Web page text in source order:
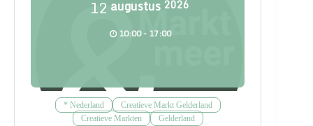
12 augustus 2026
10:00 - 17:00
* Nederland
Creatieve Markt Gelderland
Creatieve Markten
Gelderland